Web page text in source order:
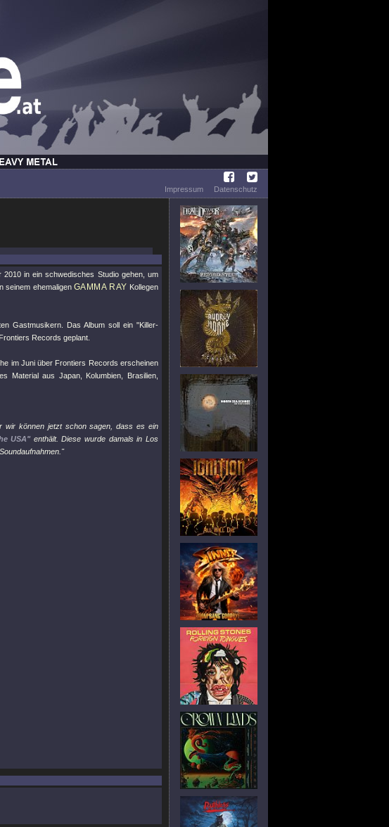
Impressum
Datenschutz
2010 in ein schwedisches Studio gehen, um
seinem ehemaligen GAMMA RAY Kollegen
Gastmusikern. Das Album soll ein "Killer-
Records geplant.
im Juni über Frontiers Records erscheinen
Material aus Japan, Kolumbien, Brasilien,
wir können jetzt schon sagen, dass es ein
USA" enthält. Diese wurde damals in Los